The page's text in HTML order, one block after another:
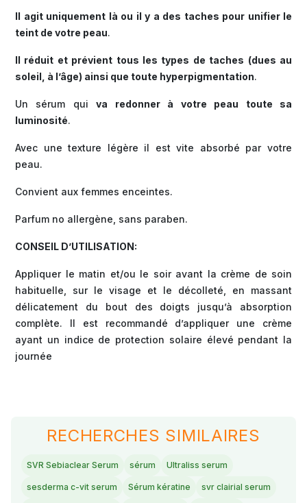
Il agit uniquement là ou il y a des taches pour unifier le
teint de votre peau.
Il réduit et prévient tous les types de taches (dues au
soleil, à l’âge) ainsi que toute hyperpigmentation.
Un sérum quiva redonner à votre peau toute sa
luminosité.
Avec une texture légère il est vite absorbé par votre
peau.
Convient aux femmes enceintes.
Parfum no allergène, sans paraben.
CONSEIL D’UTILISATION:
Appliquer le matin et/ou le soir avant la crème de soin
habituelle, sur le visage et le décolleté, en massant
délicatement du bout des doigts jusqu’à absorption
complète. Il est recommandé d’appliquer une crème
ayant un indice de protection solaire élevé pendant la
journée
RECHERCHES SIMILAIRES
SVR Sebiaclear Serum sérum Ultraliss serum
sesderma c-vit serum Sérum kératine svr clairial serum